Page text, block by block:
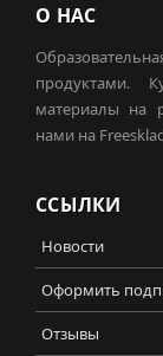
О НАС
продуктами.
материалы на
нами на
ССЫЛКИ
Новости
Оформить
Отзывы